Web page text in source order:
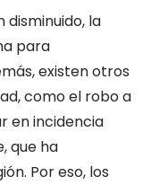
disminuido, la
para
existen otros
como el robo a
en incidencia
que ha
Por eso, los